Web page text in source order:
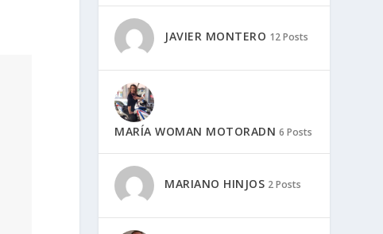
JAVIER MONTERO 12 Posts
MARÍA WOMAN MOTORADN 6 Posts
MARIANO HINJOS 2 Posts